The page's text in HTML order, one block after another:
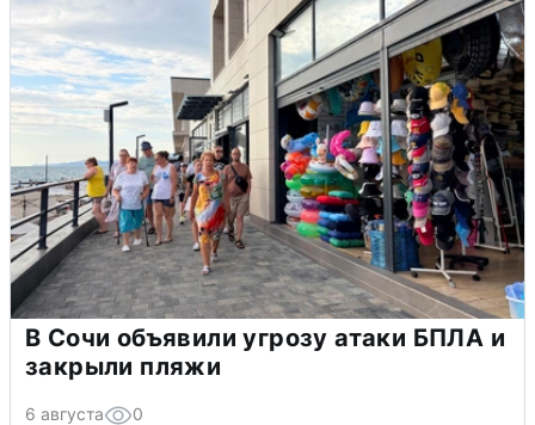
В Сочи объявили угрозу атаки БПЛА и
закрыли пляжи
6 августа 0